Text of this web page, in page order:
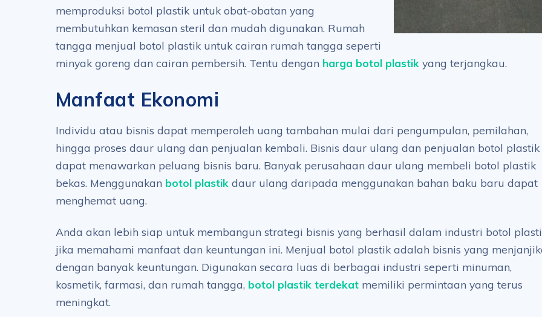
memproduksi botol plastik untuk obat-obatan yang
membutuhkan kemasan steril dan mudah digunakan. Rumah
tangga menjual botol plastik untuk cairan rumah tangga seperti
minyak goreng dan cairan pembersih. Tentu dengan harga botol plastik yang terjangkau.
Manfaat Ekonomi
Individu atau bisnis dapat memperoleh uang tambahan mulai dari pengumpulan, pemilahan,
hingga proses daur ulang dan penjualan kembali. Bisnis daur ulang dan penjualan botol plastik
dapat menawarkan peluang bisnis baru. Banyak perusahaan daur ulang membeli botol plastik
bekas. Menggunakan botol plastik daur ulang daripada menggunakan bahan baku baru dapat
menghemat uang.
Anda akan lebih siap untuk membangun strategi bisnis yang berhasil dalam industri botol
jika memahami manfaat dan keuntungan ini. Menjual botol plastik adalah bisnis yang
dengan banyak keuntungan. Digunakan secara luas di berbagai industri seperti minuman,
kosmetik, farmasi, dan rumah tangga, botol plastik terdekat memiliki permintaan yang terus
meningkat.